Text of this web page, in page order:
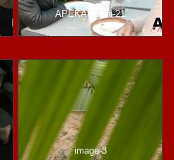
APEKA-Nalini-21
image-3